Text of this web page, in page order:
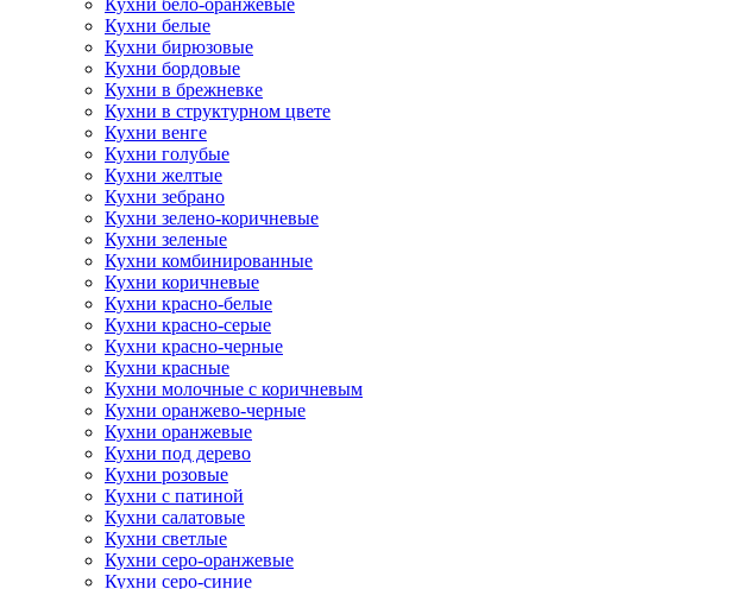
Кухни бело-оранжевые
Кухни белые
Кухни бирюзовые
Кухни бордовые
Кухни в брежневке
Кухни в структурном цвете
Кухни венге
Кухни голубые
Кухни желтые
Кухни зебрано
Кухни зелено-коричневые
Кухни зеленые
Кухни комбинированные
Кухни коричневые
Кухни красно-белые
Кухни красно-серые
Кухни красно-черные
Кухни красные
Кухни молочные с коричневым
Кухни оранжево-черные
Кухни оранжевые
Кухни под дерево
Кухни розовые
Кухни с патиной
Кухни салатовые
Кухни светлые
Кухни серо-оранжевые
Кухни серо-синие